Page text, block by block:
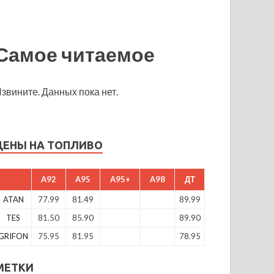
читаемое
Данных пока нет.
НА ТОПЛИВО
A92 A95 A95+ A98 ДТ
ATAN 77.99 81.49
89.99
TES
81.50 85.90
89.90
75.95 81.95 78.95